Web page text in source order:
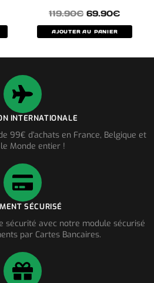
119.90€ 69.90€
AJOUTER AU PANIER
INTERNATIONALE
99€ d'achats en France, Belgique et
Monde entier !
SÉCURISÉ
sécurité avec notre module sécurisé
par Cartes Bancaires.